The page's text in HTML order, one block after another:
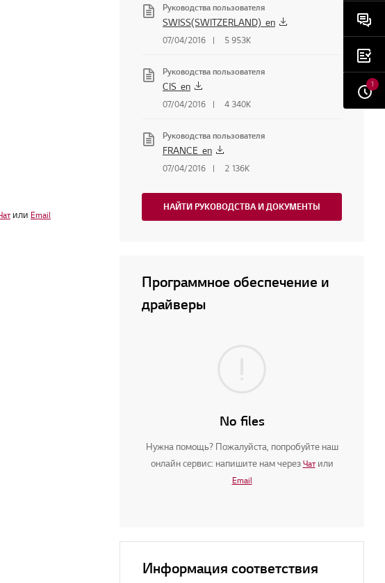
или Email
Руководства пользователя
SWISS(SWITZERLAND)_en
07/04/2016 5 953K
Руководства пользователя
CIS_en
07/04/2016 4 340K
Руководства пользователя
FRANCE_en
07/04/2016 2 136K
НАЙТИ РУКОВОДСТВА И ДОКУМЕНТЫ
Программное обеспечение и
драйверы
No files
Нужна помощь? Пожалуйста, попробуйте наш
онлайн сервис: напишите нам черезЧатили
Email
Информация соответствия
1